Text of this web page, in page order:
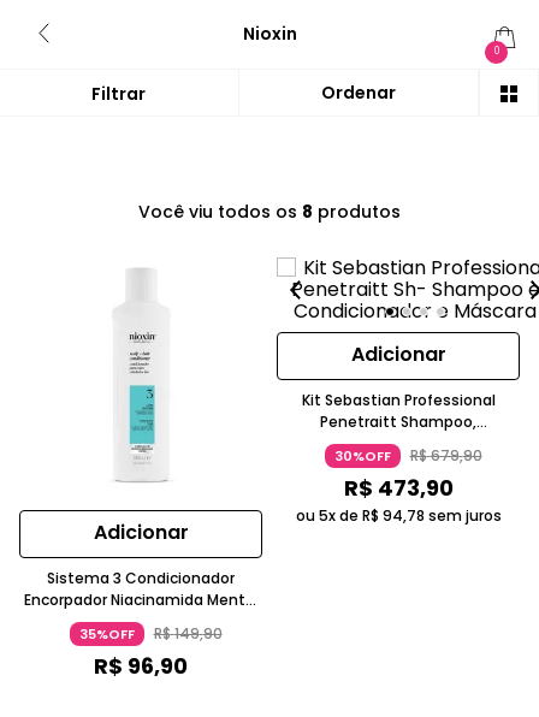
Nioxin
0
Você viu todos os 8 produtos
Adicionar
Sistema 3 Condicionador
Encorpador Niacinamida Mentol
Para Cabelos Finos Coloridos
300Ml Nioxin
35%OFF R$149,90
R$ 96,90
Adicionar
Kit Sebastian Professional
Penetraitt Shampoo,
Condicionador E Máscara
Reconstrução E Força Nioxin
30%OFF R$679,90
R$ 473,90
ou 5x de R$ 94,78 sem juros